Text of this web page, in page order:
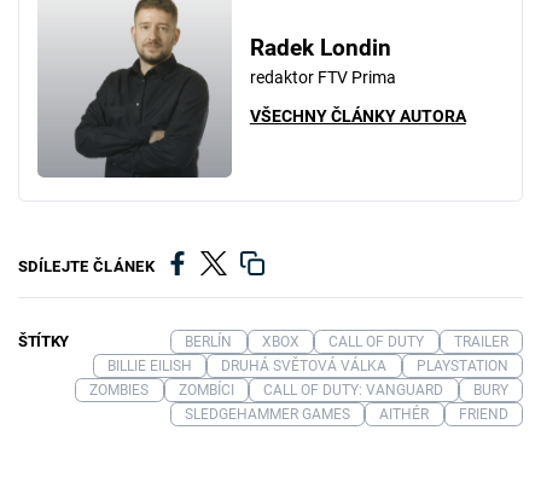
Radek Londin
redaktor FTV Prima
VŠECHNY ČLÁNKY AUTORA
SDÍLEJTE ČLÁNEK
ŠTÍTKY BERLÍN XBOX CALL OF DUTY
TRAILER
BILLIE EILISH
DRUHÁ SVĚTOVÁ VÁLKA
PLAYSTATION
ZOMBIES
ZOMBÍCI CALL OF DUTY: VANGUARD
BURY
SLEDGEHAMMER GAMES
AITHÉR FRIEND